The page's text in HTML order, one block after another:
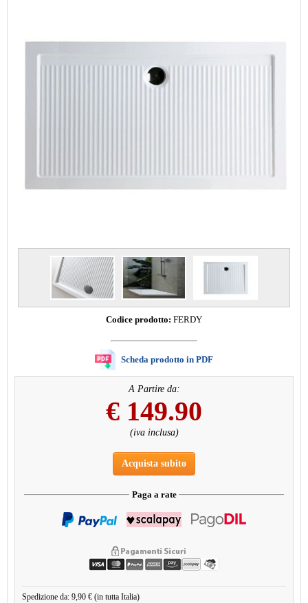
Codice prodotto: FERDY
Scheda prodotto in PDF
A Partire da:
€ 149.90
(iva inclusa)
Acquista subito
Paga a rate
Spedizione da: 9,90 € (in tutta Italia)